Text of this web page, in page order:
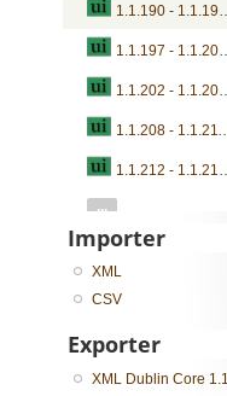
1.1.190 - 1.1.196 - Ofícios e ordens
1.1.197 - 1.1.201 - Ofícios
1.1.202 - 1.1.207 - Ofícios
1.1.208 - 1.1.211 - Ofícios
1.1.212 - 1.1.215 - Ofícios
...
Importer
XML
CSV
Exporter
XML Dublin Core 1.1